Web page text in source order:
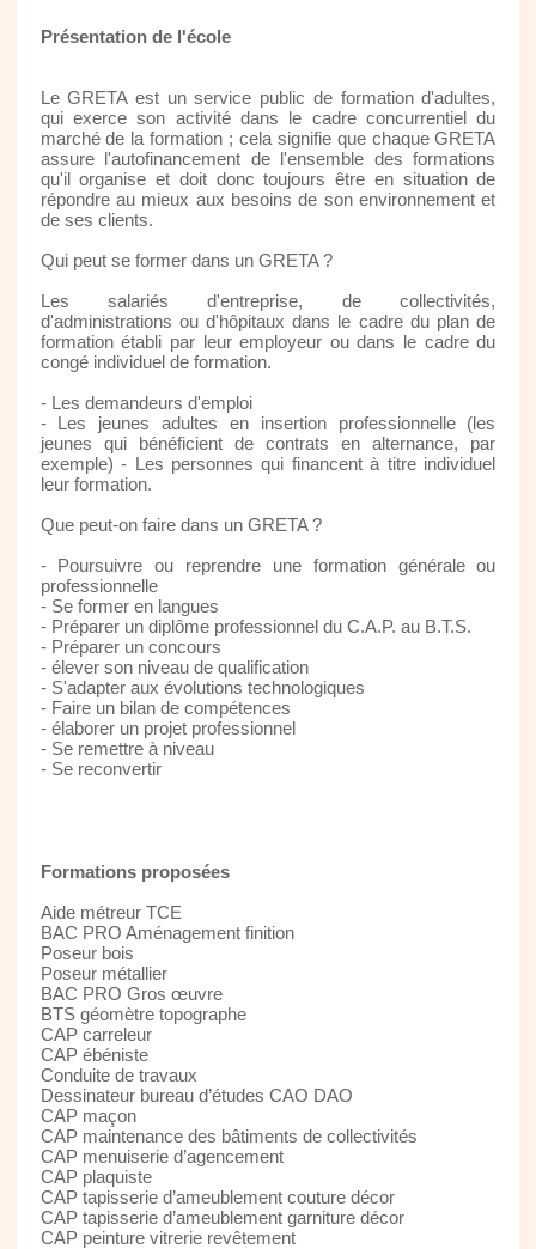
Présentation de l'école
Le GRETA est un service public de formation d'adultes,
qui exerce son activité dans le cadre concurrentiel du
marché de la formation ; cela signifie que chaque GRETA
assure l'autofinancement de l'ensemble des formations
qu'il organise et doit donc toujours être en situation de
répondre au mieux aux besoins de son environnement et
de ses clients.
Qui peut se former dans un GRETA ?
Les salariés d'entreprise, de collectivités,
d'administrations ou d'hôpitaux dans le cadre du plan de
formation établi par leur employeur ou dans le cadre du
congé individuel de formation.
- Les demandeurs d'emploi
- Les jeunes adultes en insertion professionnelle (les
jeunes qui bénéficient de contrats en alternance, par
exemple) - Les personnes qui financent à titre individuel
leur formation.
Que peut-on faire dans un GRETA ?
- Poursuivre ou reprendre une formation générale ou
professionnelle
- Se former en langues
- Préparer un diplôme professionnel du C.A.P. au B.T.S.
- Préparer un concours
- élever son niveau de qualification
- S'adapter aux évolutions technologiques
- Faire un bilan de compétences
- élaborer un projet professionnel
- Se remettre à niveau
- Se reconvertir
Formations proposées
Aide métreur TCE
BAC PRO Aménagement finition
Poseur bois
Poseur métallier
BAC PRO Gros œuvre
BTS géomètre topographe
CAP carreleur
CAP ébéniste
Conduite de travaux
Dessinateur bureau d’études CAO DAO
CAP maçon
CAP maintenance des bâtiments de collectivités
CAP menuiserie d’agencement
CAP plaquiste
CAP tapisserie d’ameublement couture décor
CAP tapisserie d’ameublement garniture décor
CAP peinture vitrerie revêtement